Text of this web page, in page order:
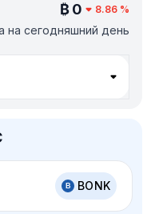
₿ 0 8.86 %
на сегодняшний день
BONK